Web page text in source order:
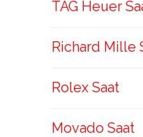
TAG Heuer
Richard Mille
Rolex Saat
Movado Saat